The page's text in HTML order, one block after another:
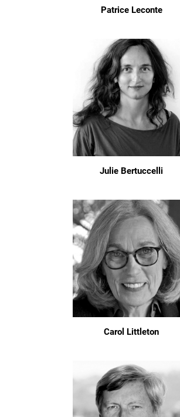
Patrice Leconte
Julie Bertuccelli
Carol Littleton